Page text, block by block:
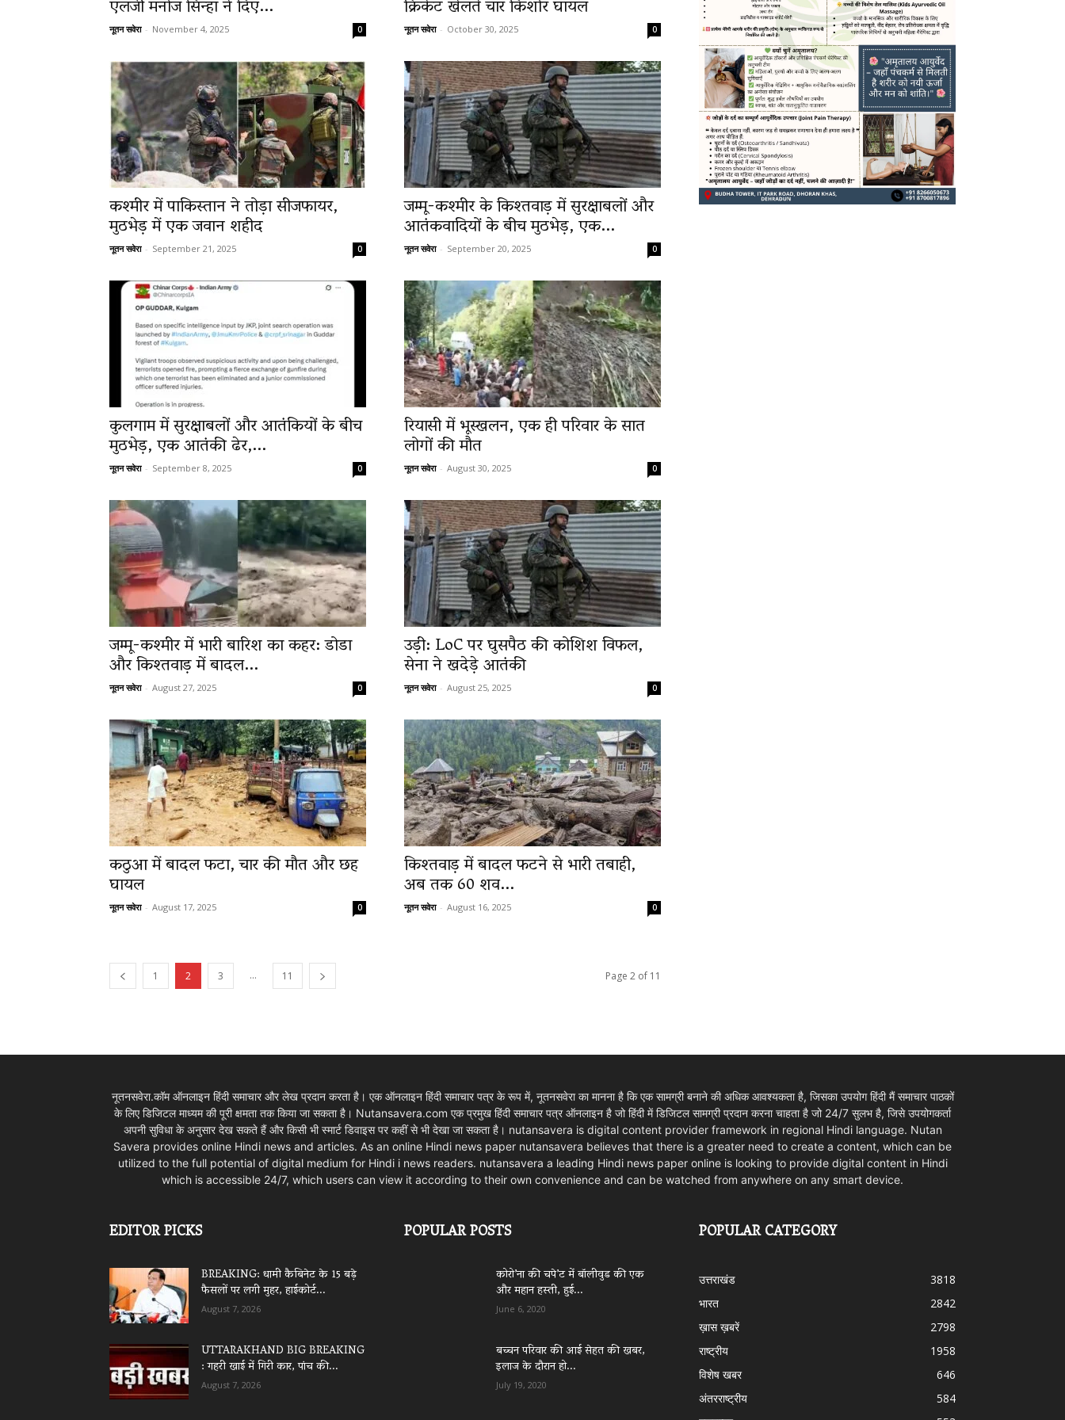
एलजी मनोज सिन्हा ने दिए...
नूतन सवेरा - November 4, 2025 0
क्रिकेट खेलते चार किशोर घायल
नूतन सवेरा - October 30, 2025 0
कश्मीर में पाकिस्तान ने तोड़ा सीजफायर,
मुठभेड़ में एक जवान शहीद
नूतन सवेरा - September 21, 2025 0
जम्मू-कश्मीर के किश्तवाड़ में सुरक्षाबलों और
आतंकवादियों के बीच मुठभेड़, एक...
नूतन सवेरा - September 20, 2025 0
कुलगाम में सुरक्षाबलों और आतंकियों के बीच
मुठभेड़, एक आतंकी ढेर,...
नूतन सवेरा - September 8, 2025 0
रियासी में भूस्खलन, एक ही परिवार के सात
लोगों की मौत
नूतन सवेरा - August 30, 2025 0
जम्मू-कश्मीर में भारी बारिश का कहर: डोडा
और किश्तवाड़ में बादल...
नूतन सवेरा - August 27, 2025 0
उड़ी: LoC पर घुसपैठ की कोशिश विफल,
सेना ने खदेड़े आतंकी
नूतन सवेरा - August 25, 2025 0
कठुआ में बादल फटा, चार की मौत और छह
घायल
नूतन सवेरा - August 17, 2025 0
किश्तवाड़ में बादल फटने से भारी तबाही,
अब तक 60 शव...
नूतन सवेरा - August 16, 2025 0
1 2 3 ... 11 Page 2 of 11
नूतनसवेरा.कॉम ऑनलाइन हिंदी समाचार और लेख प्रदान करता है। एक ऑनलाइन हिंदी समाचार पत्र के रूप में, नूतनसवेरा का मानना है कि एक सामग्री बनाने की अधिक आवश्यकता है, जिसका उपयोग हिंदी मैं समाचार पाठकों
के लिए डिजिटल माध्यम की पूरी क्षमता तक किया जा सकता है। Nutansavera.com एक प्रमुख हिंदी समाचार पत्र ऑनलाइन है जो हिंदी में डिजिटल सामग्री प्रदान करना चाहता है जो 24/7 सुलभ है, जिसे उपयोगकर्ता
अपनी सुविधा के अनुसार देख सकते हैं और किसी भी स्मार्ट डिवाइस पर कहीं से भी देखा जा सकता है। nutansavera is digital content provider framework in regional Hindi language. Nutan
Savera provides online Hindi news and articles. As an online Hindi news paper nutansavera believes that there is a greater need to create a content, which can be
utilized to the full potential of digital medium for Hindi i news readers. nutansavera a leading Hindi news paper online is looking to provide digital content in Hindi
which is accessible 24/7, which users can view it according to their own convenience and can be watched from anywhere on any smart device.
EDITOR PICKS
BREAKING: धामी कैबिनेट के 15 बड़े
फैसलों पर लगी मुहर, हाईकोर्ट...
August 7, 2026
UTTARAKHAND BIG BREAKING
: गहरी खाई में गिरी कार, पांच की...
August 7, 2026
POPULAR POSTS
कोरो’ना की चपे’ट में बॉलीवुड की एक
और महान हस्ती, हुई...
June 6, 2020
बच्चन परिवार की आई सेहत की खबर,
इलाज के दौरान हो...
July 19, 2020
POPULAR CATEGORY
उत्तराखंड
3818
भारत
2842
ख़ास ख़बरें
2798
राष्ट्रीय
1958
विशेष खबर
646
अंतरराष्ट्रीय
584